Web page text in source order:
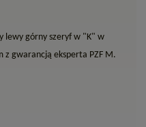
lewy górny szeryf w "K" w
z gwarancją eksperta PZF M.